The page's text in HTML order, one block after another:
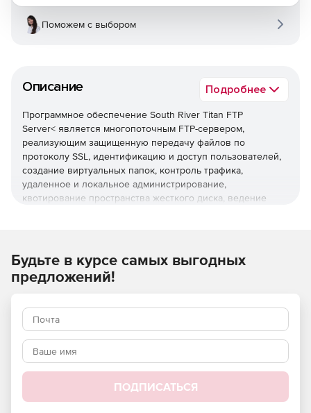
Описание Подробнее
Программное обеспечение South River Titan FTP
Server< является многопоточным FTP-сервером,
реализующим защищенную передачу файлов по
протоколу SSL, идентификацию и доступ пользователей,
создание виртуальных папок, контроль трафика,
удаленное и локальное администрирование,
квотирование пространства жесткого диска, ведение
Контроль безопасности и доступа.
содержит следующие функции:
Использование протоколов SFTP и FTP-SSL для
Поможем с выбором
Будьте в курсе самых выгодных
предложений!
ПОДПИСАТЬСЯ